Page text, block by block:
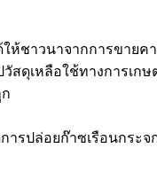
ให้ชาวนาจากการขายค
สดุเหลือใช้ทางการเกษ
ารปล่อยก๊าซเรือนกระจ